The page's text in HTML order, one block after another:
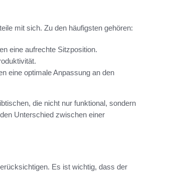
mit sich. Zu den häufigsten gehören:
eine aufrechte Sitzposition.
eine optimale Anpassung an den
die nicht nur funktional, sondern
Unterschied zwischen einer
Es ist wichtig, dass der